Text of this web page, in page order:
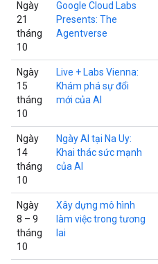
Ngày
21
tháng
10
Google Cloud Labs
Presents: The
Agentverse
Ngày
15
tháng
10
Live + Labs Vienna:
Khám phá sự đổi
mới của AI
Ngày
14
tháng
10
Ngày AI tại Na Uy:
Khai thác sức mạnh
của AI
Ngày
8 – 9
tháng
10
Xây dựng mô hình
làm việc trong tương
lai